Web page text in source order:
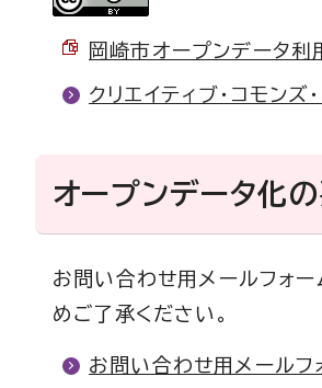
岡崎市オープンデータ
クリエイティブ・コモン
オープンデータ化
お問い合わせ用メールフォ
めご了承ください。
お問い合わせ用メールフ